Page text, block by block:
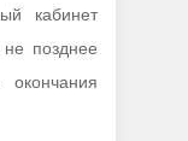
кабинет
не позднее